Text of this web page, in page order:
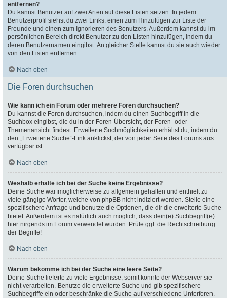
entfernen?
Du kannst Benutzer auf zwei Arten auf diese Listen setzen: In jedem
Benutzerprofil siehst du zwei Links: einen zum Hinzufügen zur Liste der
Freunde und einen zum Ignorieren des Benutzers. Außerdem kannst du im
persönlichen Bereich direkt Benutzer zu den Listen hinzufügen, indem du
deren Benutzernamen eingibst. An gleicher Stelle kannst du sie auch wieder
von den Listen entfernen.
Nach oben
Die Foren durchsuchen
Wie kann ich ein Forum oder mehrere Foren durchsuchen?
Du kannst die Foren durchsuchen, indem du einen Suchbegriff in die
Suchbox eingibst, die du in der Foren-Übersicht, der Foren- oder
Themenansicht findest. Erweiterte Suchmöglichkeiten erhältst du, indem du
den „Erweiterte Suche“-Link anklickst, der von jeder Seite des Forums aus
verfügbar ist.
Nach oben
Weshalb erhalte ich bei der Suche keine Ergebnisse?
Deine Suche war möglicherweise zu allgemein gehalten und enthielt zu
viele gängige Wörter, welche von phpBB nicht indiziert werden. Stelle eine
spezifischere Anfrage und benutze die Optionen, die dir die erweiterte Suche
bietet. Außerdem ist es natürlich auch möglich, dass dein(e) Suchbegriff(e)
hier nirgends im Forum verwendet wurden. Prüfe ggf. die Rechtschreibung
der Begriffe!
Nach oben
Warum bekomme ich bei der Suche eine leere Seite?
Deine Suche lieferte zu viele Ergebnisse, somit konnte der Webserver sie
nicht verarbeiten. Benutze die erweiterte Suche und gib spezifischere
Suchbegriffe ein oder beschränke die Suche auf verschiedene Unterforen.